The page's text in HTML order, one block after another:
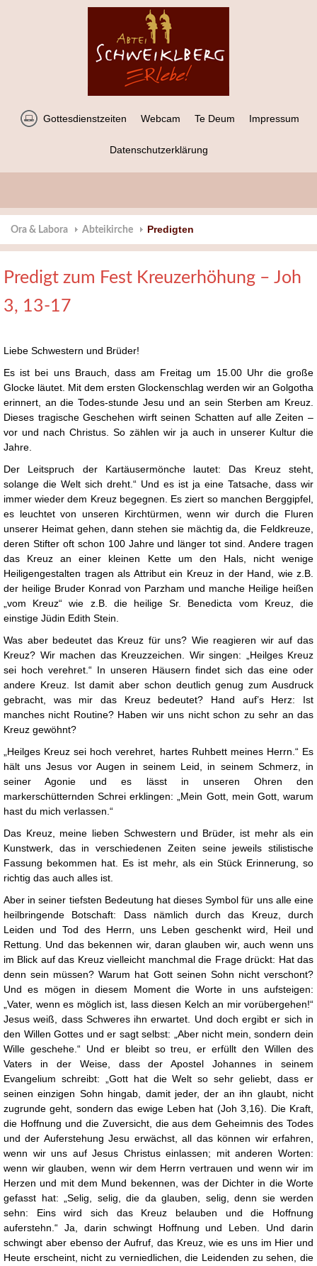
Gottesdienstzeiten Webcam Te Deum Impressum
Datenschutzerklärung
Ora & Labora Abteikirche Predigten
Predigt zum Fest Kreuzerhöhung – Joh
3, 13-17
Liebe Schwestern und Brüder!
Es ist bei uns Brauch, dass am Freitag um 15.00 Uhr die große
Glocke läutet. Mit dem ersten Glockenschlag werden wir an Golgotha
erinnert, an die Todes-stunde Jesu und an sein Sterben am Kreuz.
Dieses tragische Geschehen wirft seinen Schatten auf alle Zeiten –
vor und nach Christus. So zählen wir ja auch in unserer Kultur die
Jahre.
Der Leitspruch der Kartäusermönche lautet: Das Kreuz steht,
solange die Welt sich dreht.“ Und es ist ja eine Tatsache, dass wir
immer wieder dem Kreuz begegnen. Es ziert so manchen Berggipfel,
es leuchtet von unseren Kirchtürmen, wenn wir durch die Fluren
unserer Heimat gehen, dann stehen sie mächtig da, die Feldkreuze,
deren Stifter oft schon 100 Jahre und länger tot sind. Andere tragen
das Kreuz an einer kleinen Kette um den Hals, nicht wenige
Heiligengestalten tragen als Attribut ein Kreuz in der Hand, wie z.B.
der heilige Bruder Konrad von Parzham und manche Heilige heißen
„vom Kreuz“ wie z.B. die heilige Sr. Benedicta vom Kreuz, die
einstige Jüdin Edith Stein.
Was aber bedeutet das Kreuz für uns? Wie reagieren wir auf das
Kreuz? Wir machen das Kreuzzeichen. Wir singen: „Heilges Kreuz
sei hoch verehret.“ In unseren Häusern findet sich das eine oder
andere Kreuz. Ist damit aber schon deutlich genug zum Ausdruck
gebracht, was mir das Kreuz bedeutet? Hand auf’s Herz: Ist
manches nicht Routine? Haben wir uns nicht schon zu sehr an das
Kreuz gewöhnt?
„Heilges Kreuz sei hoch verehret, hartes Ruhbett meines Herrn.“ Es
hält uns Jesus vor Augen in seinem Leid, in seinem Schmerz, in
seiner Agonie und es lässt in unseren Ohren den
markerschütternden Schrei erklingen: „Mein Gott, mein Gott, warum
hast du mich verlassen.“
Das Kreuz, meine lieben Schwestern und Brüder, ist mehr als ein
Kunstwerk, das in verschiedenen Zeiten seine jeweils stilistische
Fassung bekommen hat. Es ist mehr, als ein Stück Erinnerung, so
richtig das auch alles ist.
Aber in seiner tiefsten Bedeutung hat dieses Symbol für uns alle eine
heilbringende Botschaft: Dass nämlich durch das Kreuz, durch
Leiden und Tod des Herrn, uns Leben geschenkt wird, Heil und
Rettung. Und das bekennen wir, daran glauben wir, auch wenn uns
im Blick auf das Kreuz vielleicht manchmal die Frage drückt: Hat das
denn sein müssen? Warum hat Gott seinen Sohn nicht verschont?
Und es mögen in diesem Moment die Worte in uns aufsteigen:
„Vater, wenn es möglich ist, lass diesen Kelch an mir vorübergehen!“
Jesus weiß, dass Schweres ihn erwartet. Und doch ergibt er sich in
den Willen Gottes und er sagt selbst: „Aber nicht mein, sondern dein
Wille geschehe.“ Und er bleibt so treu, er erfüllt den Willen des
Vaters in der Weise, dass der Apostel Johannes in seinem
Evangelium schreibt: „Gott hat die Welt so sehr geliebt, dass er
seinen einzigen Sohn hingab, damit jeder, der an ihn glaubt, nicht
zugrunde geht, sondern das ewige Leben hat (Joh 3,16). Die Kraft,
die Hoffnung und die Zuversicht, die aus dem Geheimnis des Todes
und der Auferstehung Jesu erwächst, all das können wir erfahren,
wenn wir uns auf Jesus Christus einlassen; mit anderen Worten:
wenn wir glauben, wenn wir dem Herrn vertrauen und wenn wir im
Herzen und mit dem Mund bekennen, was der Dichter in die Worte
gefasst hat: „Selig, selig, die da glauben, selig, denn sie werden
sehn: Eins wird sich das Kreuz belauben und die Hoffnung
auferstehn.“ Ja, darin schwingt Hoffnung und Leben. Und darin
schwingt aber ebenso der Aufruf, das Kreuz, wie es uns im Hier und
Heute erscheint, nicht zu verniedlichen, die Leidenden zu sehen, die